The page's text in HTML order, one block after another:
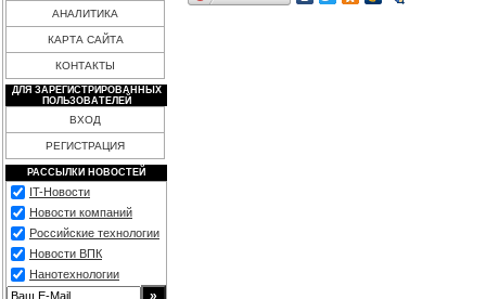
АНАЛИТИКА
КАРТА САЙТА
КОНТАКТЫ
ДЛЯ ЗАРЕГИСТРИРОВАННЫХ
ПОЛЬЗОВАТЕЛЕЙ
ВХОД
РЕГИСТРАЦИЯ
РАССЫЛКИ НОВОСТЕЙ
IT-Новости
Новости компаний
Российские технологии
Новости ВПК
Нанотехнологии